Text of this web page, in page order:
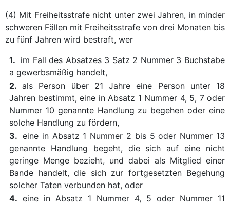
(4) Mit Freiheitsstrafe nicht unter zwei Jahren, in minder
schweren Fällen mit Freiheitsstrafe von drei Monaten bis
zu fünf Jahren wird bestraft, wer
1. im Fall des Absatzes 3 Satz 2 Nummer 3 Buchstabe
a gewerbsmäßig handelt,
2. als Person über 21 Jahre eine Person unter 18
Jahren bestimmt, eine in Absatz 1 Nummer 4, 5, 7 oder
Nummer 10 genannte Handlung zu begehen oder eine
solche Handlung zu fördern,
3. eine in Absatz 1 Nummer 2 bis 5 oder Nummer 13
genannte Handlung begeht, die sich auf eine nicht
geringe Menge bezieht, und dabei als Mitglied einer
Bande handelt, die sich zur fortgesetzten Begehung
solcher Taten verbunden hat, oder
4. eine in Absatz 1 Nummer 4, 5 oder Nummer 11